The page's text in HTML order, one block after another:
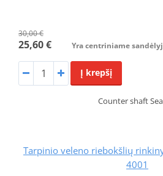
30,00 €
25,60 € Yra centriniame
Į krepšį
Counter shaft
Tarpinio veleno riebokšlių
4001